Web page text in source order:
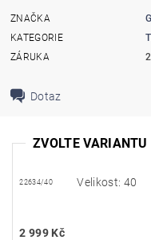
ZNAČKA
KATEGORIE
ZÁRUKA
Dotaz
ZVOLTE VARIANTU
22634/40 Velikost: 40
2 999 Kč